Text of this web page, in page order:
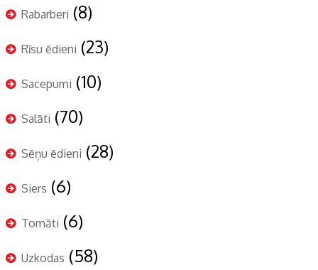
Rabarberi (8)
Rīsu ēdieni (23)
Sacepumi (10)
Salāti (70)
Sēņu ēdieni (28)
Siers (6)
Tomāti (6)
Uzkodas (58)